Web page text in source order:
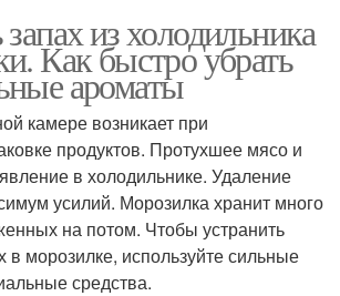
из холодильника
Как быстро убрать
ароматы
камере возникает при
продуктов. Протухшее мясо и
в холодильнике. Удаление
усилий. Морозилка хранит много
на потом. Чтобы устранить
в морозилке, используйте сильные
средства.